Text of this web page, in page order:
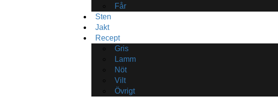
Får
Sten
Jakt
Recept
Gris
Lamm
Nöt
Vilt
Övrigt